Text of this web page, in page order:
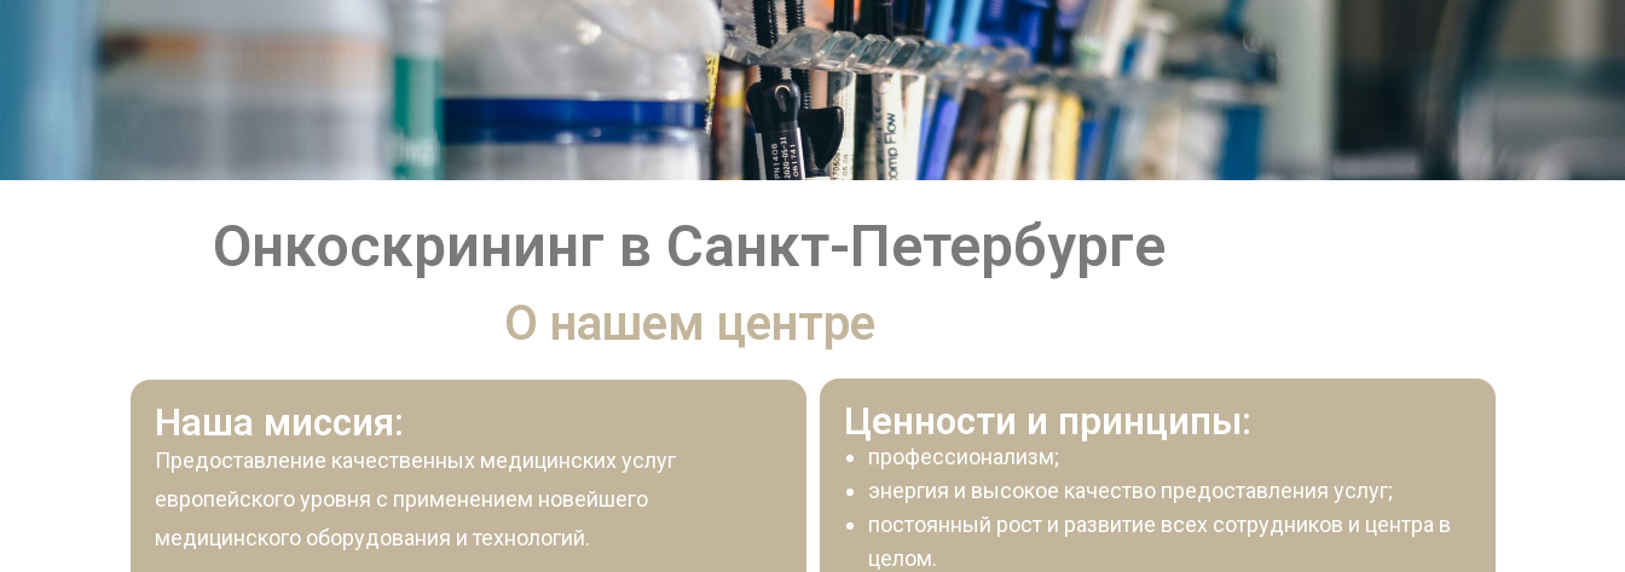
Онкоскрининг в Санкт-Петербурге
О нашем центре
Наша миссия:
Предоставление качественных медицинских услуг
европейского уровня с применением новейшего
медицинского оборудования и технологий.
Ценности и принципы:
профессионализм;
энергия и высокое качество предоставления услуг;
постоянный рост и развитие всех сотрудников и центра в
целом.